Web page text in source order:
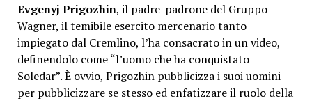
Evgenyj Prigozhin, il padre-padrone del Gruppo
Wagner, il temibile esercito mercenario tanto
impiegato dal Cremlino, l’ha consacrato in un video,
definendolo come “l’uomo che ha conquistato
Soledar”. È ovvio, Prigozhin pubblicizza i suoi uomini
per pubblicizzare se stesso ed enfatizzare il ruolo della